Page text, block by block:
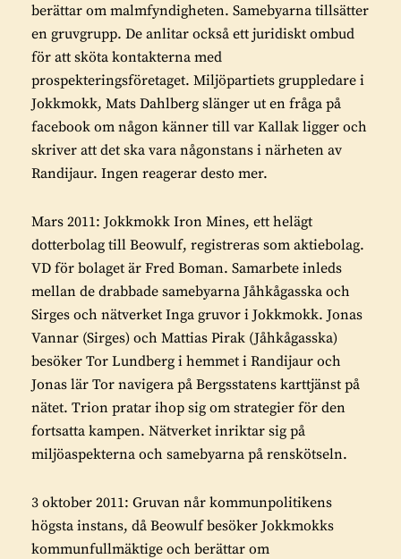
berättar om malmfyndigheten. Samebyarna tillsätter
en gruvgrupp. De anlitar också ett juridiskt ombud
för att sköta kontakterna med
prospekteringsföretaget. Miljöpartiets gruppledare i
Jokkmokk, Mats Dahlberg slänger ut en fråga på
facebook om någon känner till var Kallak ligger och
skriver att det ska vara någonstans i närheten av
Randijaur. Ingen reagerar desto mer.
Mars 2011: Jokkmokk Iron Mines, ett helägt
dotterbolag till Beowulf, registreras som aktiebolag.
VD för bolaget är Fred Boman. Samarbete inleds
mellan de drabbade samebyarna Jåhkågasska och
Sirges och nätverket Inga gruvor i Jokkmokk. Jonas
Vannar (Sirges) och Mattias Pirak (Jåhkågasska)
besöker Tor Lundberg i hemmet i Randijaur och
Jonas lär Tor navigera på Bergsstatens karttjänst på
nätet. Trion pratar ihop sig om strategier för den
fortsatta kampen. Nätverket inriktar sig på
miljöaspekterna och samebyarna på renskötseln.
3 oktober 2011: Gruvan når kommunpolitikens
högsta instans, då Beowulf besöker Jokkmokks
kommunfullmäktige och berättar om